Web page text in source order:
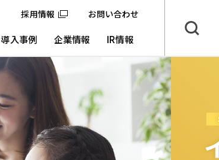
お問い合わせ
採用情報
導入事例 企業情報 IR情報